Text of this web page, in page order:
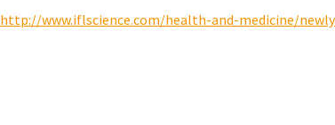
http://www.iflscience.com/health-and-medicine/